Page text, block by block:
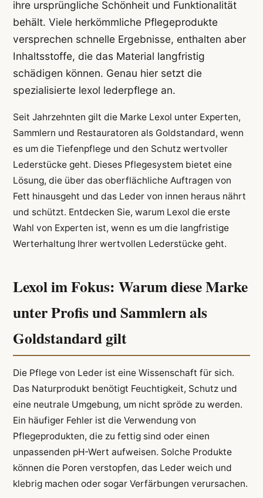
ihre ursprüngliche Schönheit und Funktionalität
behält. Viele herkömmliche Pflegeprodukte
versprechen schnelle Ergebnisse, enthalten aber
Inhaltsstoffe, die das Material langfristig
schädigen können. Genau hier setzt die
spezialisierte lexol lederpflege an.
Seit Jahrzehnten gilt die Marke Lexol unter Experten,
Sammlern und Restauratoren als Goldstandard, wenn
es um die Tiefenpflege und den Schutz wertvoller
Lederstücke geht. Dieses Pflegesystem bietet eine
Lösung, die über das oberflächliche Auftragen von
Fett hinausgeht und das Leder von innen heraus nährt
und schützt. Entdecken Sie, warum Lexol die erste
Wahl von Experten ist, wenn es um die langfristige
Werterhaltung Ihrer wertvollen Lederstücke geht.
Lexol im Fokus: Warum diese Marke
unter Profis und Sammlern als
Goldstandard gilt
Die Pflege von Leder ist eine Wissenschaft für sich.
Das Naturprodukt benötigt Feuchtigkeit, Schutz und
eine neutrale Umgebung, um nicht spröde zu werden.
Ein häufiger Fehler ist die Verwendung von
Pflegeprodukten, die zu fettig sind oder einen
unpassenden pH-Wert aufweisen. Solche Produkte
können die Poren verstopfen, das Leder weich und
klebrig machen oder sogar Verfärbungen verursachen.